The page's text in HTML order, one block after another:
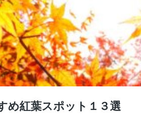
め紅葉スポット１３選